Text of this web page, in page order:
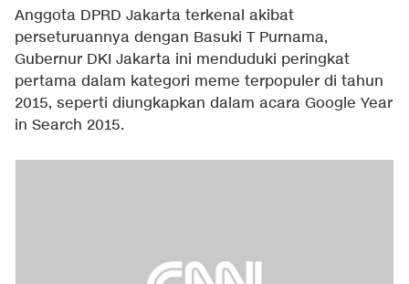
Anggota DPRD Jakarta terkenal akibat
perseturuannya dengan Basuki T Purnama,
Gubernur DKI Jakarta ini menduduki peringkat
pertama dalam kategori meme terpopuler di tahun
2015, seperti diungkapkan dalam acara Google Year
in Search 2015.